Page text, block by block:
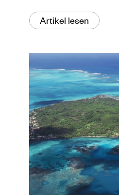
Artikel lesen